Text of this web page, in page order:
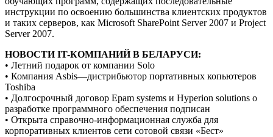
инструкции по освоению большинства клиентских продуктов
и таких серверов, как Microsoft SharePoint Server 2007 и Project
Server 2007.
НОВОСТИ IT-КОМПАНИЙ В БЕЛАРУСИ:
• Летний подарок от компании Solo
• Компания Asbis—дистрибьютор портативных копьютеров
Toshiba
• Долгосрочный договор Epam systems и Hyperion solutions о
разработке программного обеспечения подписан
• Открыта справочно-информационная служба для
корпоративных клиентов сети сотовой связи «Бест»